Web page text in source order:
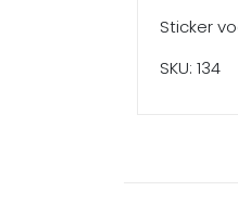
Sticker
SKU: 134